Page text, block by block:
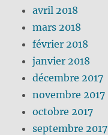
avril 2018
mars 2018
février 2018
janvier 2018
décembre 2017
novembre 2017
octobre 2017
septembre 2017